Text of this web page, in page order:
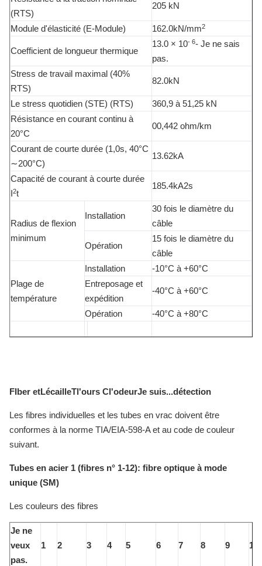
(RTS)
205 kN
Module d'élasticité (E-Module) 162.0kN/mm2
Coefficient de longueur thermique
13.0 × 10- 6- Je ne sais
pas.
Stress de travail maximal (40%
RTS)
82.0kN
Le stress quotidien (STE) (RTS)
360,9 à 51,25 kN
Résistance en courant continu à
20°C
00,442 ohm/km
Courant de courte durée (1,0s, 40°C
∼200°C)
13.62kA
Capacité de courant à courte durée
I2t
185.4kA2s
Radius de flexion
minimum
Installation
30 fois le diamètre du
câble
Opération
15 fois le diamètre du
câble
Plage de
température
Installation
-10°C à +60°C
Entreposage et
expédition
-40°C à +60°C
Opération -40°C à +80°C
FIber etLécailleTl'ours Cl'odeurJe suis...détection
Les fibres individuelles et les tubes en vrac doivent être
conformes à la norme TIA/EIA-598-A et au code de couleur
suivant.
Tubes en acier 1 (fibres n° 1-12): fibre optique à mode
unique (SM)
Les couleurs des fibres
Je ne
veux
pas.
1 2 3 4 5 6 7 8 9 10